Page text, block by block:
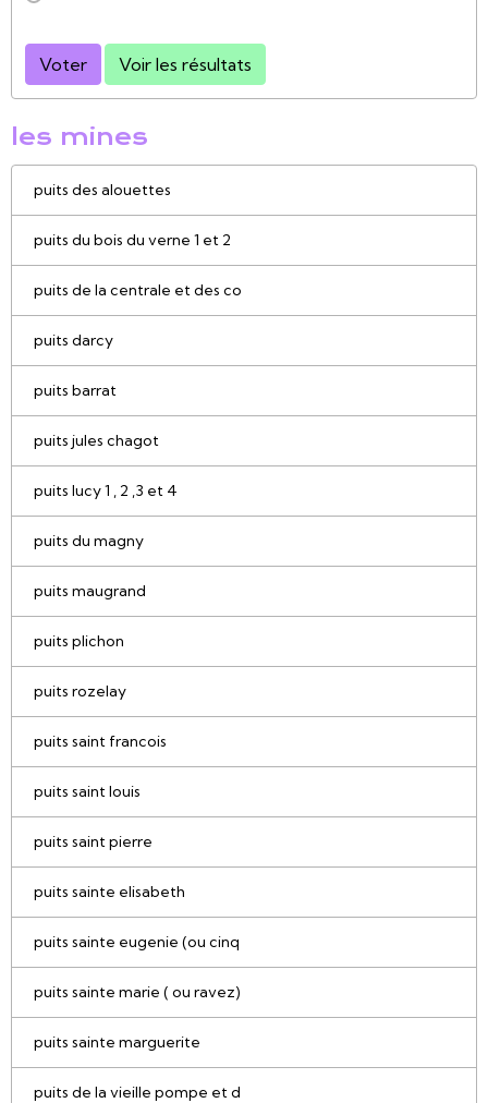
Voter Voir les résultats
les mines
puits des alouettes
puits du bois du verne 1 et 2
puits de la centrale et des co
puits darcy
puits barrat
puits jules chagot
puits lucy 1 , 2 ,3 et 4
puits du magny
puits maugrand
puits plichon
puits rozelay
puits saint francois
puits saint louis
puits saint pierre
puits sainte elisabeth
puits sainte eugenie (ou cinq
puits sainte marie ( ou ravez)
puits sainte marguerite
puits de la vieille pompe et d